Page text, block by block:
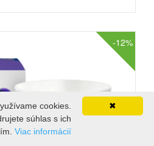
-12%
✖
cookies.
súhlas s ich
Viac informácií